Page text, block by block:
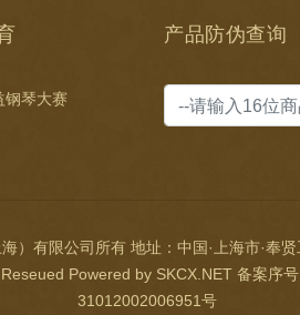
钢琴大赛
产品防伪查询
）有限公司所有 地址：中国·上海市·奉
Powered by SKCX.NET 备案序号
31012002006951号